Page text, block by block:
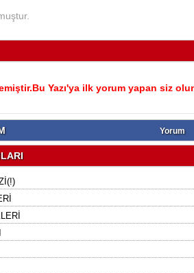
Yazı'ya ilk yorum yapan siz
Yorum